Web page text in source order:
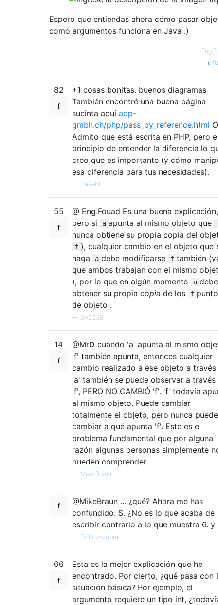
Espero que entiendas ahora cómo pasar
como argumentos funciona en Java :)
—
82
+1 cosas bonitas. buenos diagramas
También encontré una buena página
sucinta aquí adp-
gmbh.ch/php/pass_by_reference.html
Admito que está escrita en PHP, pero
principio de entender la diferencia lo
creo que es importante (y cómo
esa diferencia para tus necesidades).
— DaveM
55
@ Eng.Fouad Es una buena explicación,
pero si
a apunta al mismo objeto que
nunca obtiene su propia copia del
f ), cualquier cambio en el objeto que
haga
a debe modificarse f también
que ambos trabajan con el mismo
), por lo que en algún momento
a debe
obtener su propia copia de los f
de objeto .
— 0x6C38
14
@MrD cuando 'a' apunta al mismo
'f' también apunta, entonces cualquier
cambio realizado a ese objeto a través
'a' también se puede observar a través
'f', PERO NO CAMBIÓ 'f'. 'f' todavía
al mismo objeto. Puede cambiar
totalmente el objeto, pero nunca puede
cambiar a qué apunta 'f'. Este es el
problema fundamental que por alguna
razón algunas personas simplemente
pueden comprender.
— Mike Braun
@MikeBraun ... ¿qué? Ahora me has
confundido: S. ¿No es lo que acaba de
escribir contrario a lo que muestra 6. y
— Evil Lavadora
66
Esta es la mejor explicación que he
encontrado. Por cierto, ¿qué pasa con
situación básica? Por ejemplo, el
argumento requiere un tipo int,